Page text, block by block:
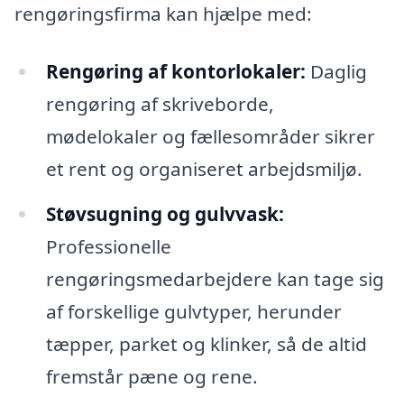
rengøringsfirma kan hjælpe med:
Rengøring af kontorlokaler: Daglig
rengøring af skriveborde,
mødelokaler og fællesområder sikrer
et rent og organiseret arbejdsmiljø.
Støvsugning og gulvvask:
Professionelle
rengøringsmedarbejdere kan tage sig
af forskellige gulvtyper, herunder
tæpper, parket og klinker, så de altid
fremstår pæne og rene.